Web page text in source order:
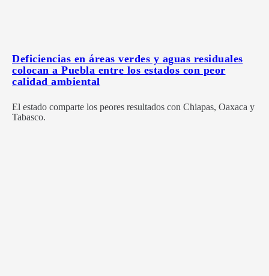
Deficiencias en áreas verdes y aguas residuales
colocan a Puebla entre los estados con peor
calidad ambiental
El estado comparte los peores resultados con Chiapas, Oaxaca y
Tabasco.